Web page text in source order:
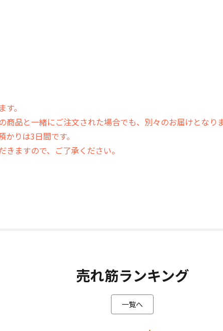
。
品と一緒にご注文された場合でも、別々のお届けとなりま
りは3日間です。
ますので、ご了承ください。
売れ筋ランキング
一覧へ